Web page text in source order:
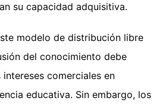
su capacidad adquisitiva.
modelo de distribución libre
del conocimiento debe
comerciales en
educativa. Sin embargo, los